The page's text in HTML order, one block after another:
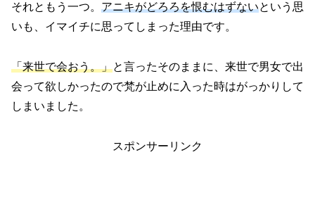
それともう一つ。 アニキがどろろを恨むはずないという思
いも、イマイチに思ってしまった理由です。
「来世で会おう。」と言ったそのままに、来世で男女で出
会って欲しかったので梵が止めに入った時はがっかりして
しまいました。
スポンサーリンク